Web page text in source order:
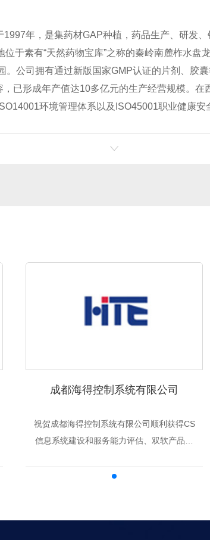
年，是集药材GAP种植，药品生产、研发、
位于素有“天然药物宝库”之称的秦岭南麓柞水
。公司拥有通过新版国家GMP认证的片剂、胶
已形成年产值达10多亿元的生产经营规模。
环境管理体系以及ISO45001职业健康安
成都海得控制系统有限公司
祝贺成都海得控制系统有限公司顺利获得CS
信息系统建设和服务能力评估、双软产品、